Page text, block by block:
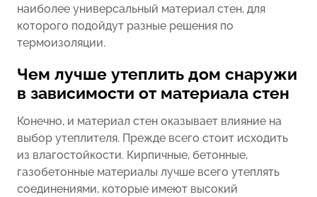
наиболее универсальный материал стен, для
которого подойдут разные решения по
термоизоляции.
Чем лучше утеплить дом снаружи
в зависимости от материала стен
Конечно, и материал стен оказывает влияние на
выбор утеплителя. Прежде всего стоит исходить
из влагостойкости. Кирпичные, бетонные,
газобетонные материалы лучше всего утеплять
соединениями, которые имеют высокий